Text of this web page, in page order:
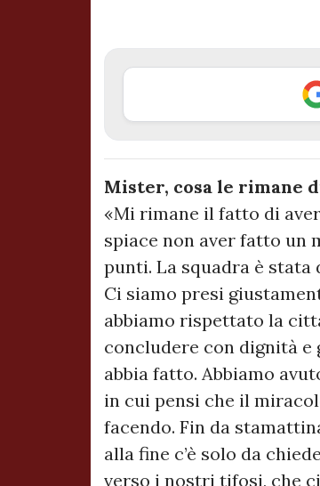
Mister, cosa le rimane
«Mi rimane il fatto di
spiace non aver fatto un
punti. La squadra è
Ci siamo presi
abbiamo rispettato la
concludere con dignità e
abbia fatto. Abbiamo
in cui pensi che il
facendo. Fin da
alla fine c’è solo da
verso i nostri tifosi, che